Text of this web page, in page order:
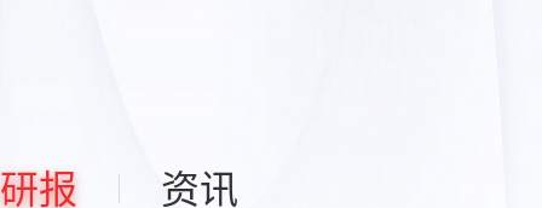
研报 资讯